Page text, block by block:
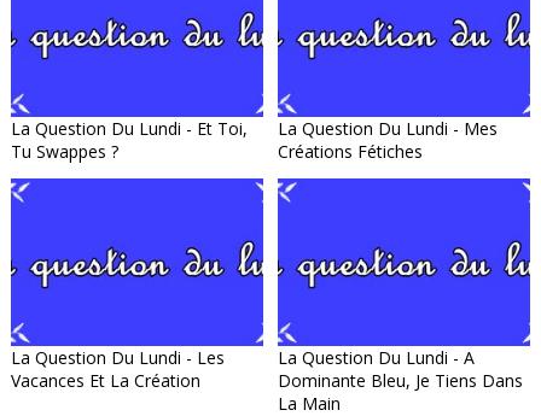
La Question Du Lundi - Et Toi,
Tu Swappes ?
La Question Du Lundi - Mes
Créations Fétiches
La Question Du Lundi - Les
Vacances Et La Création
La Question Du Lundi - A
Dominante Bleu, Je Tiens Dans
La Main